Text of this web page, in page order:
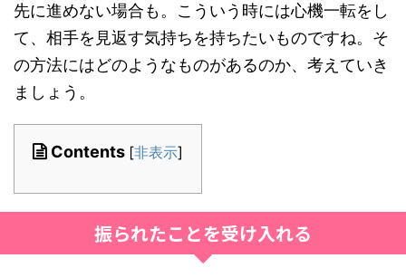
先に進めない場合も。こういう時には心機一転をし
て、相手を見返す気持ちを持ちたいものですね。そ
の方法にはどのようなものがあるのか、考えていき
ましょう。
Contents [非表示]
振られたことを受け入れる